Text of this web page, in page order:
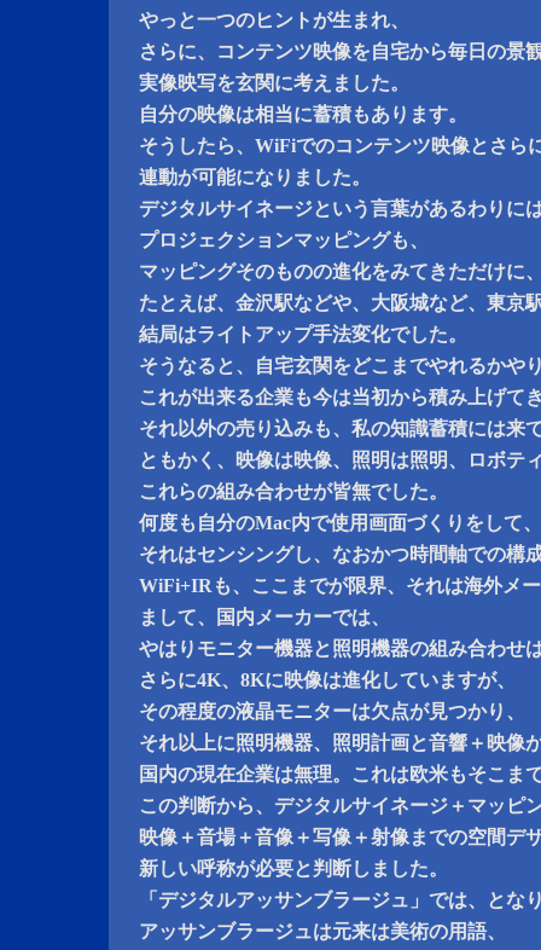
やっと一つのヒントが生まれ、
さらに、コンテンツ映像を自宅から毎日の景
実像映写を玄関に考えました。
自分の映像は相当に蓄積もあります。
そうしたら、WiFiでのコンテンツ映像とさら
連動が可能になりました。
デジタルサイネージという言葉があるわりに
プロジェクションマッピングも、
マッピングそのものの進化をみてきただけに
たとえば、金沢駅などや、大阪城など、東京
結局はライトアップ手法変化でした。
そうなると、自宅玄関をどこまでやれるかや
これが出来る企業も今は当初から積み上げて
それ以外の売り込みも、私の知識蓄積には来
ともかく、映像は映像、照明は照明、ロボテ
これらの組み合わせが皆無でした。
何度も自分のMac内で使用画面づくりをして、
それはセンシングし、なおかつ時間軸での構
WiFi+IRも、ここまでが限界、それは海外メ
まして、国内メーカーでは、
やはりモニター機器と照明機器の組み合わせ
さらに4K、8Kに映像は進化していますが、
その程度の液晶モニターは欠点が見つかり、
それ以上に照明機器、照明計画と音響＋映像
国内の現在企業は無理。これは欧米もそこま
この判断から、デジタルサイネージ＋マッピ
映像＋音場＋音像＋写像＋射像までの空間デ
新しい呼称が必要と判断しました。
「デジタルアッサンブラージュ」では、とな
アッサンブラージュは元来は美術の用語、